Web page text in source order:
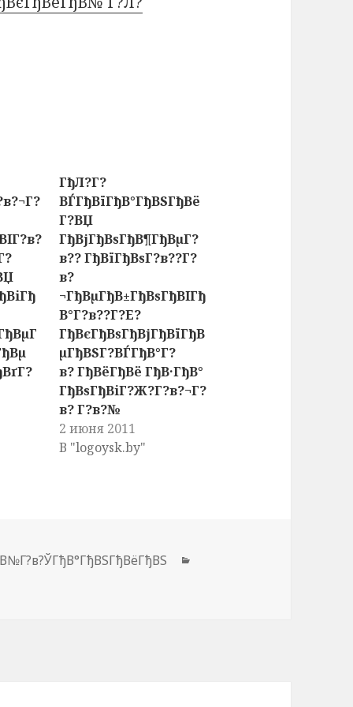
ГђЛ?Г?
ВЃГђВїГђВ°ГђВЅГђВё
Г?ВЏ
ГђВјГђВѕГђВ¶ГђВµГ?
в?? ГђВїГђВѕГ?в??Г?
в?
¬ГђВµГђВ±ГђВѕГђВІГђ
В°Г?в??Г?Е?
ГђВєГђВѕГђВјГђВїГђВ
µГђВЅГ?ВЃГђВ°Г?
в? ГђВёГђВё ГђВ·ГђВ°
ГђВѕГђВіГ?Ж?Г?в?¬Г?
в? Г?в?№
2 июня 2011
В "logoysk.by"